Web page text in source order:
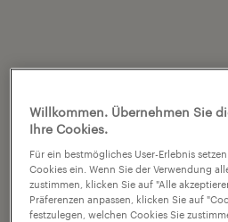
Willkommen. Übernehmen Sie
Ihre Cookies.
Für ein bestmögliches User-Erlebnis
Cookies ein. Wenn Sie der Verwendung
zustimmen, klicken Sie auf "Alle
Präferenzen anpassen, klicken Sie auf
festzulegen, welchen Cookies Sie